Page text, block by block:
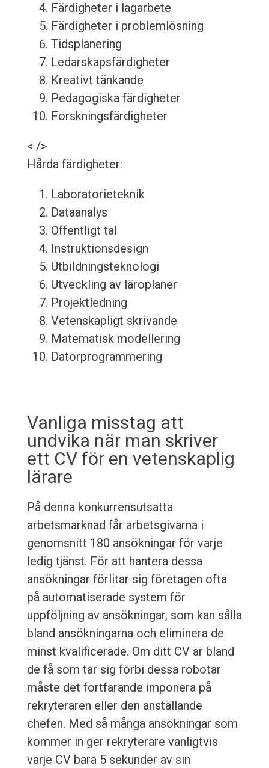
Färdigheter i lagarbete
Färdigheter i problemlösning
Tidsplanering
Ledarskapsfärdigheter
Kreativt tänkande
Pedagogiska färdigheter
Forskningsfärdigheter
< />
Hårda färdigheter:
Laboratorieteknik
Dataanalys
Offentligt tal
Instruktionsdesign
Utbildningsteknologi
Utveckling av läroplaner
Projektledning
Vetenskapligt skrivande
Matematisk modellering
Datorprogrammering
Vanliga misstag att
undvika när man skriver
ett CV för en vetenskaplig
lärare
På denna konkurrensutsatta
arbetsmarknad får arbetsgivarna i
genomsnitt 180 ansökningar för varje
ledig tjänst. För att hantera dessa
ansökningar förlitar sig företagen ofta
på automatiserade system för
uppföljning av ansökningar, som kan sålla
bland ansökningarna och eliminera de
minst kvalificerade. Om ditt CV är bland
de få som tar sig förbi dessa robotar
måste det fortfarande imponera på
rekryteraren eller den anställande
chefen. Med så många ansökningar som
kommer in ger rekryterare vanligtvis
varje CV bara 5 sekunder av sin